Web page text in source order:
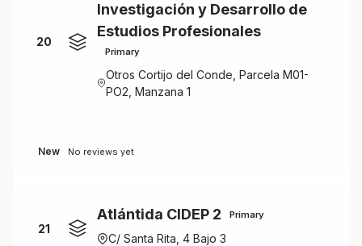
20
Investigación y Desarrollo de
Estudios Profesionales
Primary
Otros Cortijo del Conde, Parcela M01-
PO2, Manzana 1
New No reviews yet
21
Atlántida CIDEP 2 Primary
C/ Santa Rita, 4 Bajo 3